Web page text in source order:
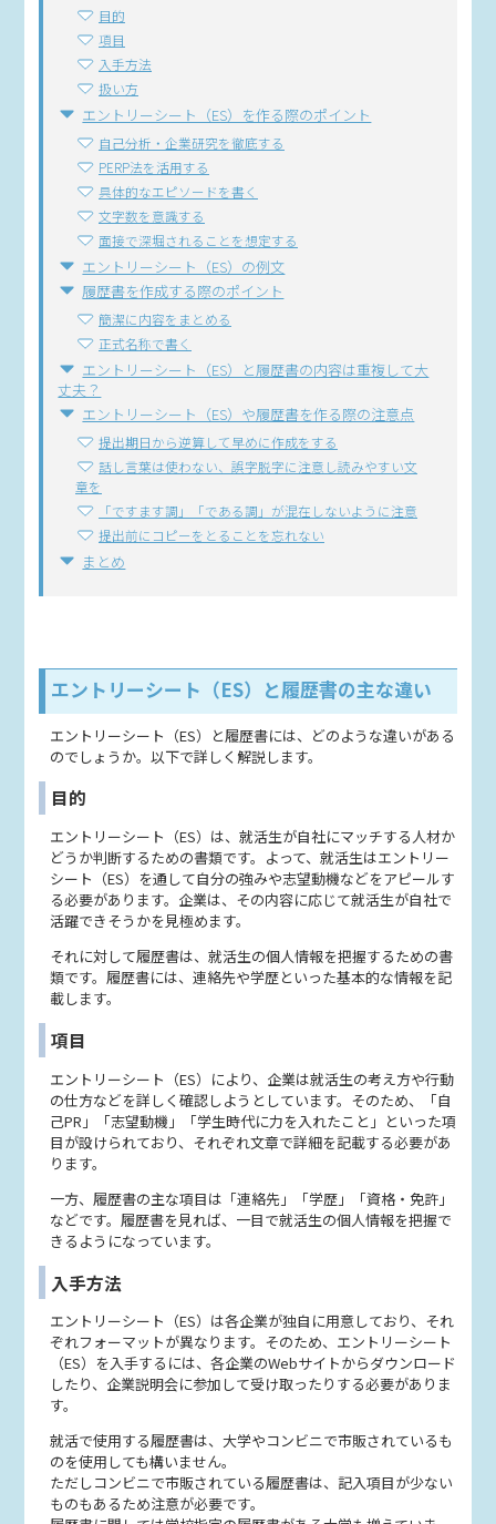
目的
項目
入手方法
扱い方
エントリーシート（ES）を作る際のポイント
自己分析・企業研究を徹底する
PERP法を活用する
具体的なエピソードを書く
文字数を意識する
面接で深堀されることを想定する
エントリーシート（ES）の例文
履歴書を作成する際のポイント
簡潔に内容をまとめる
正式名称で書く
エントリーシート（ES）と履歴書の内容は重複して大
丈夫？
エントリーシート（ES）や履歴書を作る際の注意点
提出期日から逆算して早めに作成をする
話し言葉は使わない、誤字脱字に注意し読みやすい文
章を
「ですます調」「である調」が混在しないように注意
提出前にコピーをとることを忘れない
まとめ
エントリーシート（ES）と履歴書の主な違い
エントリーシート（ES）と履歴書には、どのような違いがある
のでしょうか。以下で詳しく解説します。
目的
エントリーシート（ES）は、就活生が自社にマッチする人材か
どうか判断するための書類です。よって、就活生はエントリー
シート（ES）を通して自分の強みや志望動機などをアピールす
る必要があります。企業は、その内容に応じて就活生が自社で
活躍できそうかを見極めます。
それに対して履歴書は、就活生の個人情報を把握するための書
類です。履歴書には、連絡先や学歴といった基本的な情報を記
載します。
項目
エントリーシート（ES）により、企業は就活生の考え方や行動
の仕方などを詳しく確認しようとしています。そのため、「自
己PR」「志望動機」「学生時代に力を入れたこと」といった項
目が設けられており、それぞれ文章で詳細を記載する必要があ
ります。
一方、履歴書の主な項目は「連絡先」「学歴」「資格・免許」
などです。履歴書を見れば、一目で就活生の個人情報を把握で
きるようになっています。
入手方法
エントリーシート（ES）は各企業が独自に用意しており、それ
ぞれフォーマットが異なります。そのため、エントリーシート
（ES）を入手するには、各企業のWebサイトからダウンロード
したり、企業説明会に参加して受け取ったりする必要がありま
す。
就活で使用する履歴書は、大学やコンビニで市販されているも
のを使用しても構いません。
ただしコンビニで市販されている履歴書は、記入項目が少ない
ものもあるため注意が必要です。